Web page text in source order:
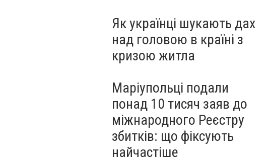
Як українці шукають дах
над головою в країні з
кризою житла
Маріупольці подали
понад 10 тисяч заяв до
міжнародного Реєстру
збитків: що фіксують
найчастіше